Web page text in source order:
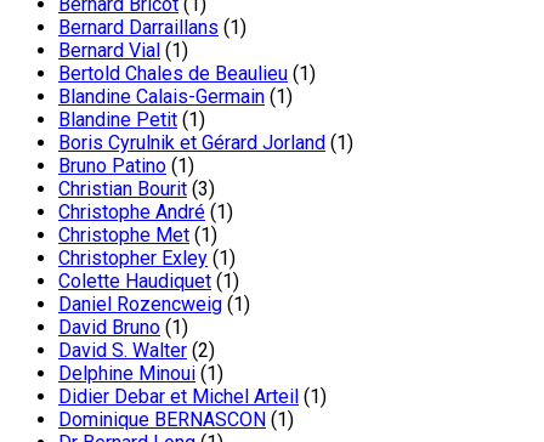
Bernard Darraillans (1)
Bernard Vial (1)
Bertold Chales de Beaulieu (1)
Blandine Calais-Germain (1)
Blandine Petit (1)
Boris Cyrulnik et Gérard Jorland (1)
Bruno Patino (1)
Christian Bourit (3)
Christophe André (1)
Christophe Met (1)
Christopher Exley (1)
Colette Haudiquet (1)
Daniel Rozencweig (1)
David Bruno (1)
David S. Walter (2)
Delphine Minoui (1)
Didier Debar et Michel Arteil (1)
Dominique BERNASCON (1)